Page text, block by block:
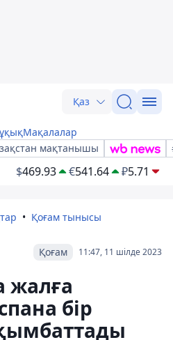
Қаз
Мақалалар
мақтанышы
$469.93 €541.64 ₽5.71
Қоғам тынысы
11:47, 11 шілде 2023
Қоғам
жалға
бір